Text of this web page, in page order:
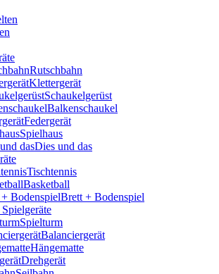
Rutschbahn
Klettergerät
Schaukelgerüst
Balkenschaukel
Federgerät
Spielhaus
Dies und das
Tischtennis
Basketball
Brett + Bodenspiel
Spielturm
Balanciergerät
Hängematte
Drehgerät